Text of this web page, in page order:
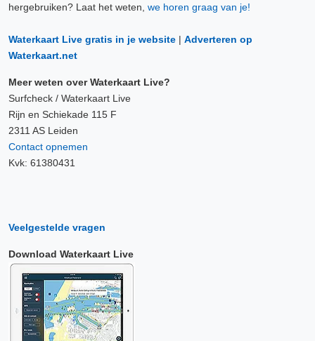
hergebruiken? Laat het weten, we horen graag van je!
Waterkaart Live gratis in je website | Adverteren op
Waterkaart.net
Meer weten over Waterkaart Live?
Surfcheck / Waterkaart Live
Rijn en Schiekade 115 F
2311 AS Leiden
Contact opnemen
Kvk: 61380431
Veelgestelde vragen
Download Waterkaart Live